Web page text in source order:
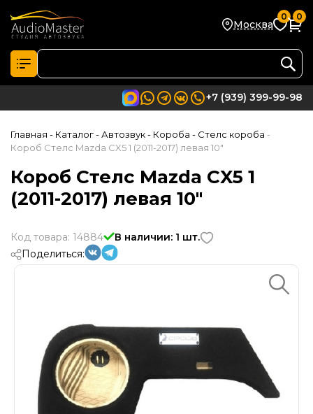
Москва
0 0
+7 (939) 399-99-98
Главная - Каталог- Автозвук- Короба - Стелс короба -
Короб Стелс Mazda CX5 1 (2011-2017) левая 10"
Короб Стелс Mazda CX5 1
(2011-2017) левая 10"
Код товара: 14884
В наличии: 1 шт.
Поделиться: